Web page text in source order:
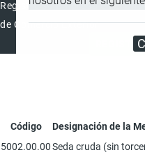
Registre su Empresa en el
de Comercio Exterior
Código Designación de la
5002.00.00Seda cruda (sin